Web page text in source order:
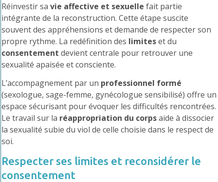
Réinvestir sa vie affective et sexuelle fait partie
intégrante de la reconstruction. Cette étape suscite
souvent des appréhensions et demande de respecter son
propre rythme. La redéfinition des limiteset du
consentement devient centrale pour retrouver une
sexualité apaisée et consciente.
L’accompagnement par un professionnel formé
(sexologue, sage-femme, gynécologue sensibilisé) offre un
espace sécurisant pour évoquer les difficultés rencontrées.
Le travail sur la réappropriation du corpsaide à dissocier
la sexualité subie du viol de celle choisie dans le respect de
soi.
Respecter ses limites et reconsidérer le
consentement